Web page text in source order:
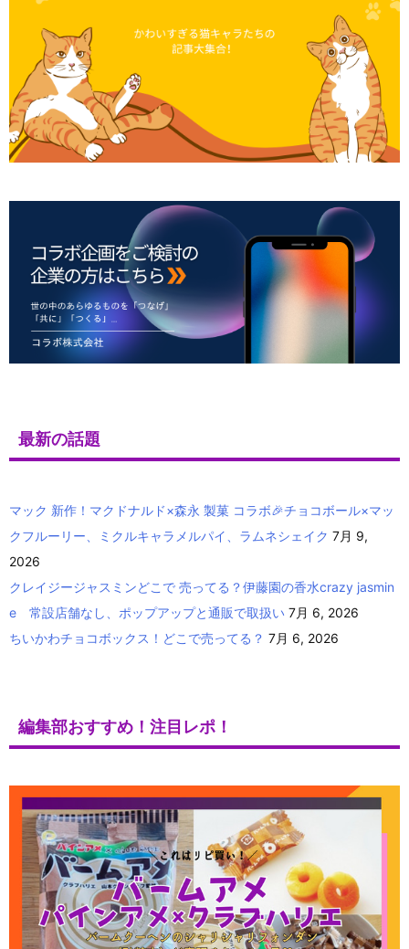
最新の話題
マック 新作！マクドナルド×森永 製菓 コラボ🎉チョコボール×マッ
クフルーリー、ミクルキャラメルパイ、ラムネシェイク 7月 9,
2026
クレイジージャスミンどこで 売ってる？伊藤園の香水crazy jasmin
e 常設店舗なし、ポップアップと通販で取扱い 7月 6, 2026
ちいかわチョコボックス！どこで売ってる？ 7月 6, 2026
編集部おすすめ！注目レポ！